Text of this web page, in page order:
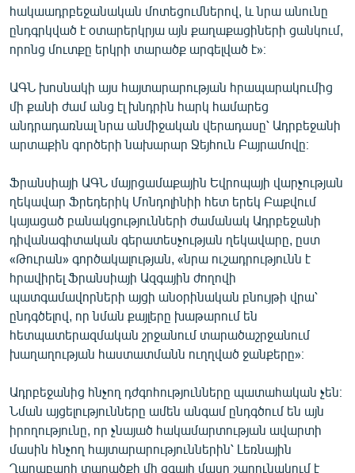
հակաադրբեջանական մոտեցումներով, և նրա անունը
ընդգրկված է օտարերկրյա այն քաղաքացիների ցանկում,
որոնց մուտքը երկրի տարածք արգելված է»։
ԱԳՆ խոսնակի այս հայտարարության հրապարակումից
մի քանի ժամ անց էլ խնդրին հարկ համարեց
անդրադառնալ նրա անմիջական վերադասը՝ Ադրբեջանի
արտաքին գործերի նախարար Ջեյհուն Բայրամովը։
Ֆրանսիայի ԱԳՆ մայրցամաքային Եվրոպայի վարչության
ղեկավար Ֆրեդերիկ Մոնդոլինիի հետ երեկ Բաքվում
կայացած բանակցությունների ժամանակ Ադրբեջանի
դիվանագիտական գերատեսչության ղեկավարը, ըստ
«Թուրան» գործակալության, «նրա ուշադրությունն է
հրավիրել Ֆրանսիայի Ազգային ժողովի
պատգամավորների այցի անօրինական բնույթի վրա՝
ընդգծելով, որ նման քայլերը խաթարում են
հետպատերազմական շրջանում տարածաշրջանում
խաղաղության հաստատմանն ուղղված ջանքերը»։
Ադրբեջանից հնչող դժգոհությունները պատահական չեն։
Նման այցելությունները ամեն անգամ ընդգծում են այն
իրողությունը, որ չնայած հակամարտության ավարտի
մասին հնչող հայտարարություններին՝ Լեռնային
Ղարաբաղի տարածքի մի զգալի մասը շարունակում է